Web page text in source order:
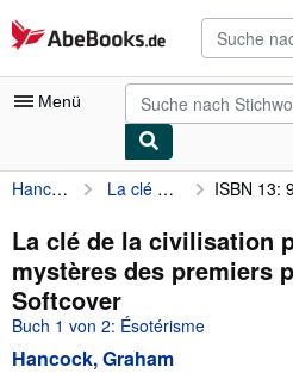
Zum Hauptinhalt
AbeBooks.de
Menü
Nutzerkonto
Meine Bestellungen
Detailsuche
Sammlungen
Antiquarische Bücher
Hancock, Graham La clé de la civilisation perdue: Les mystères des premiers peuplements (1) ISBN 13:
La clé de la civilisation
mystères des premiers
Softcover
Buch 1 von 2: Ésotérisme
Hancock, Graham